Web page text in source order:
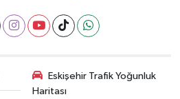
Eskişehir Trafik Yoğunluk
Haritası